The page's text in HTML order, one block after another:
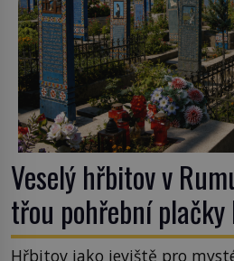
Veselý hřbitov v
třou pohřební
Hřbitov jako jeviště pro